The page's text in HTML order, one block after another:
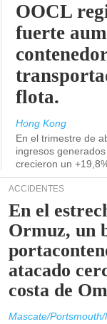
OOCL
fuerte
flota.
Hong Kong
En el trimestre de
ingresos
crecieron un
ACCIDENTES
En el
Ormuz, un
atacado
costa de
Mascate/